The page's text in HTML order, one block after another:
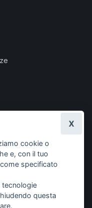
cookie o
e, con il tuo
specificato
tecnologie
questa
X